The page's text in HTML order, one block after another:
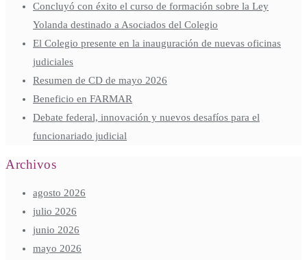
Concluyó con éxito el curso de formación sobre la Ley
Yolanda destinado a Asociados del Colegio
El Colegio presente en la inauguración de nuevas oficinas
judiciales
Resumen de CD de mayo 2026
Beneficio en FARMAR
Debate federal, innovación y nuevos desafíos para el
funcionariado judicial
Archivos
agosto 2026
julio 2026
junio 2026
mayo 2026